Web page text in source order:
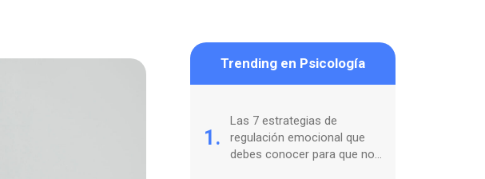
Trending en Psicología
1.
Las 7 estrategias de
regulación emocional que
debes conocer para que no